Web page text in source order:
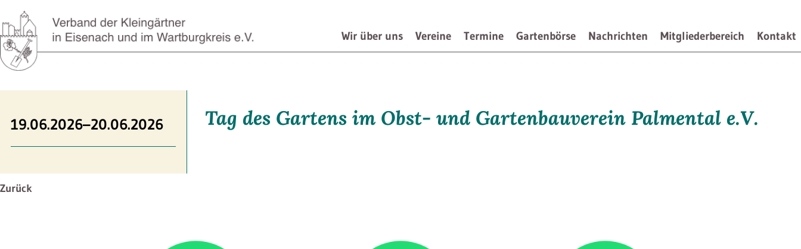
Navigation
überspringen
Wir über uns Vereine Termine Gartenbörse Nachrichten Mitgliederbereich Kontakt
19.06.2026–20.06.2026 Tag des Gartens im Obst- und Gartenbauverein Palmental e.V.
Zurück